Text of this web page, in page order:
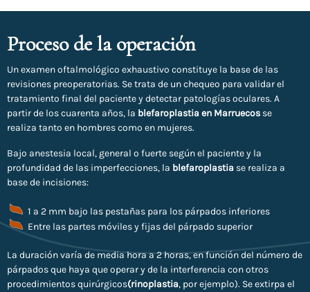
Proceso de la operación
Un examen oftalmológico exhaustivo constituye la base de las
revisiones preoperatorias. Se trata de un chequeo para validar el
tratamiento final del paciente y detectar patologías oculares. A
partir de los cuarenta años, la blefaroplastia en Marruecos se
realiza tanto en hombres como en mujeres.
Bajo anestesia local, general o fuerte según el paciente y la
profundidad de las imperfecciones, la blefaroplastia se realiza a
base de incisiones:
1 a 2 mm bajo las pestañas para los párpados inferiores
Entre las partes móviles y fijas del párpado superior
La duración varía de media hora a 2 horas, en función del número de
párpados que haya que operar y de la interferencia con otros
procedimientos quirúrgicos(rinoplastia, por ejemplo). Se extirpa el